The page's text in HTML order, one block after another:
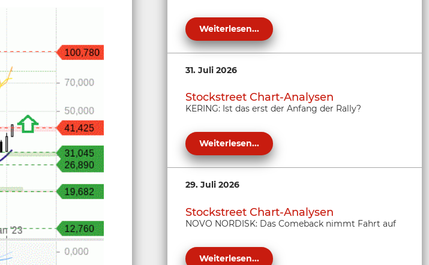
Weiterlesen...
31. Juli 2026
Stockstreet Chart-Analysen
KERING: Ist das erst der Anfang der Rally?
Weiterlesen...
29. Juli 2026
Stockstreet Chart-Analysen
NOVO NORDISK: Das Comeback nimmt Fahrt auf
Weiterlesen...